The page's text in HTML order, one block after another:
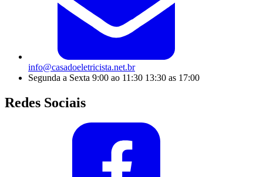
info@casadoeletricista.net.br
Segunda a Sexta 9:00 ao 11:30 13:30 as 17:00
Redes Sociais